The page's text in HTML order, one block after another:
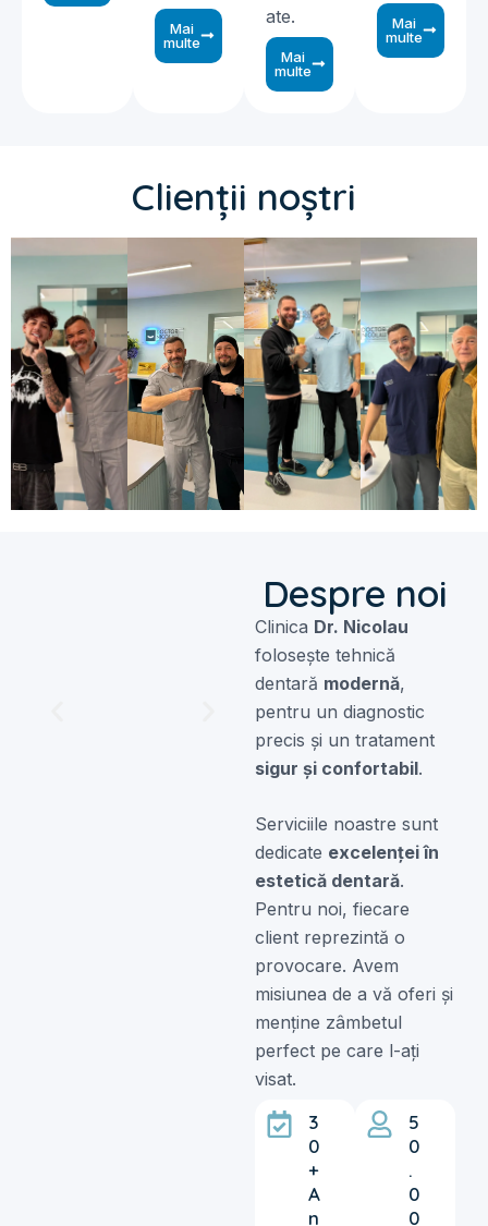
Mai
multe
ate.
Mai
multe
Mai
multe
Clienții noștri
Despre noi
Clinica Dr. Nicolau
folosește tehnică
dentară modernă,
pentru un diagnostic
precis și un tratament
sigur și confortabil.
Serviciile noastre sunt
dedicate excelenței în
estetică dentară.
Pentru noi, fiecare
client reprezintă o
provocare. Avem
misiunea de a vă oferi și
menține zâmbetul
perfect pe care l-ați
visat.
3
0
+
A
n
5
0
.
0
0